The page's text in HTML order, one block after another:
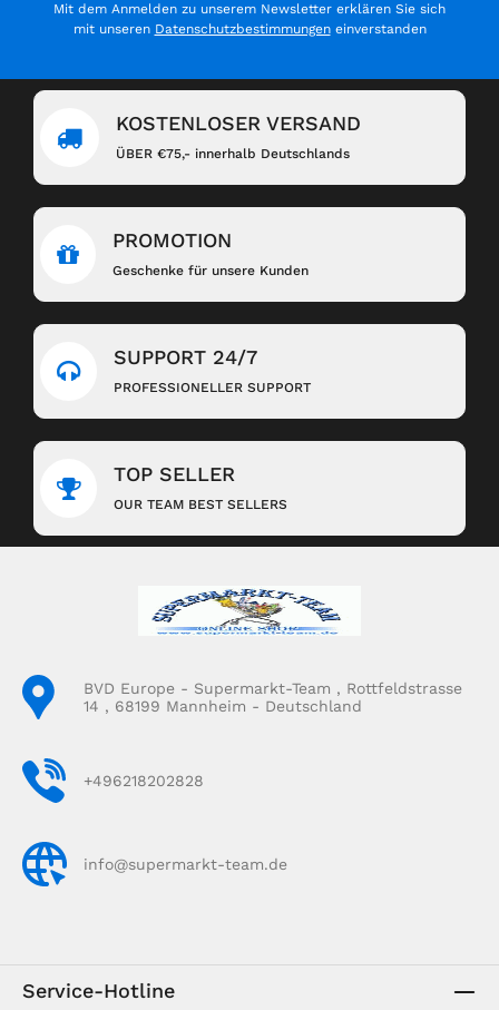
Mit dem Anmelden zu unserem Newsletter erklären Sie sich
mit unseren Datenschutzbestimmungeneinverstanden
KOSTENLOSER VERSAND
ÜBER €75,- innerhalb Deutschlands
PROMOTION
Geschenke für unsere Kunden
SUPPORT 24/7
PROFESSIONELLER SUPPORT
TOP SELLER
OUR TEAM BEST SELLERS
BVD Europe - Supermarkt-Team , Rottfeldstrasse
14 , 68199 Mannheim - Deutschland
+496218202828
info@supermarkt-team.de
Service-Hotline